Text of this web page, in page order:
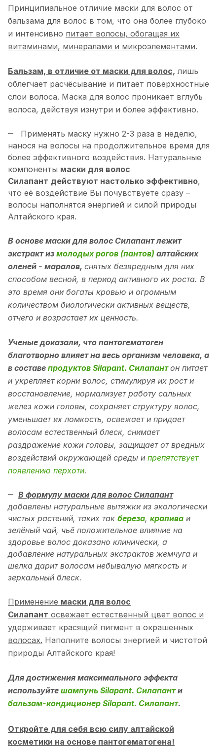
Принципиальное отличие маски для волос от
бальзама для волос в том, что она более глубоко
и интенсивно питает волосы, обогащая их
витаминами, минералами и микроэлементами.
Бальзам, в отличие от маски для волос, лишь
облегчает расчёсывание и питает поверхностные
слои волоса. Маска для волос проникает вглубь
волоса, действуя изнутри и более эффективно.
Применять маску нужно 2-3 раза в неделю,
нанося на волосы на продолжительное время для
более эффективного воздействия. Натуральные
компоненты маски для волос
Силапант действуют настолько эффективно,
что её воздействие Вы почувствуете сразу –
волосы наполнятся энергией и силой природы
Алтайского края.
В основе маски для волос Силапант лежит
экстракт из молодых рогов (пантов) алтайских
оленей - маралов, снятых безвредным для них
способом весной, в период активного их роста. В
это время они богаты кровью и огромным
количеством биологически активных веществ,
отчего и возрастает их ценность.
Ученые доказали, что пантогематоген
благотворно влияет на весь организм человека, а
в составе продуктов Silapant. Силапант он питает
и укрепляет корни волос, стимулируя их рост и
восстановление, нормализует работу сальных
желез кожи головы, сохраняет структуру волос,
уменьшает их ломкость, освежает и придает
волосам естественный блеск, снимает
раздражение кожи головы, защищает от вредных
воздействий окружающей среды и препятствует
появлению перхоти.
В формулу маски для волос Силапант
добавлены натуральные вытяжки из экологически
чистых растений, таких так береза, крапива и
зелёный чай, чьё положительное влияние на
здоровье волос доказано клинически, а
добавление натуральных экстрактов жемчуга и
шелка дарит волосам небывалую мягкость и
зеркальный блеск.
Применение маски для волос
Силапант освежает естественный цвет волос и
удерживает красящий пигмент в окрашенных
волосах. Наполните волосы энергией и чистотой
природы Алтайского края!
Для достижения максимального эффекта
используйте шампунь Silapant. Силапанти
бальзам-кондиционер Silapant. Силапант.
Откройте для себя всю силу алтайской
косметики на основе пантогематогена!